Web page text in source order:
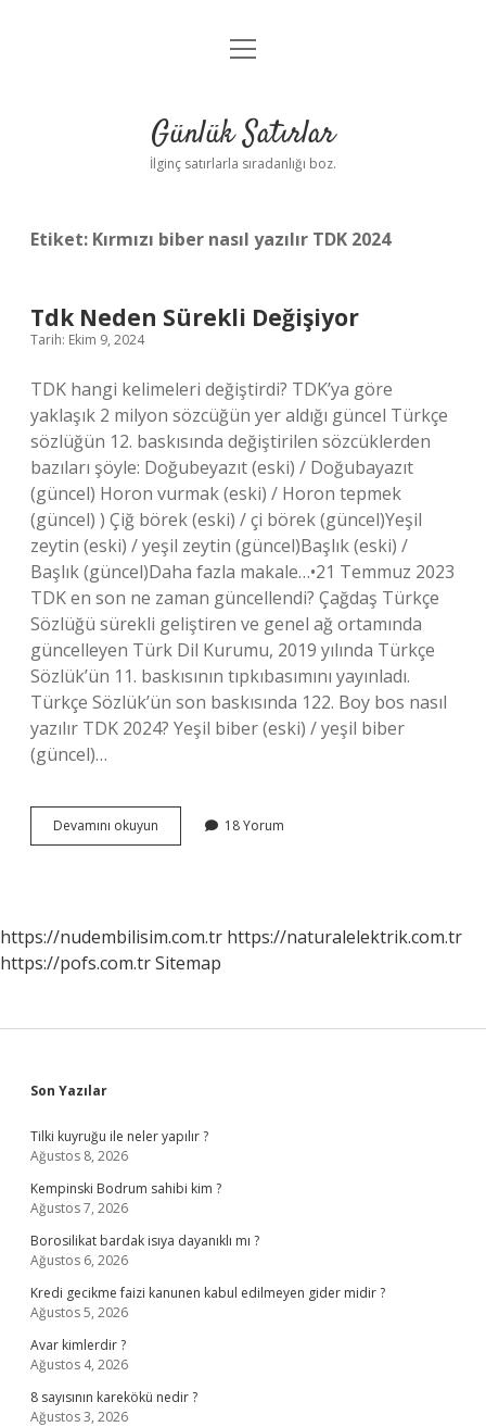
Anasayfa
Yasal Uyarı
menüyü
Günlük Satırlar
İlginç satırlarla sıradanlığı boz.
Etiket: Kırmızı biber nasıl yazılır TDK 2024
Tdk Neden Sürekli Değişiyor
Tarih: Ekim 9, 2024
TDK hangi kelimeleri değiştirdi? TDK’ya göre
yaklaşık 2 milyon sözcüğün yer aldığı güncel Türkçe
sözlüğün 12. baskısında değiştirilen sözcüklerden
bazıları şöyle: Doğubeyazıt (eski) / Doğubayazıt
(güncel) Horon vurmak (eski) / Horon tepmek
(güncel) ) Çiğ börek (eski) / çi börek (güncel)Yeşil
zeytin (eski) / yeşil zeytin (güncel)Başlık (eski) /
Başlık (güncel)Daha fazla makale…•21 Temmuz 2023
TDK en son ne zaman güncellendi? Çağdaş Türkçe
Sözlüğü sürekli geliştiren ve genel ağ ortamında
güncelleyen Türk Dil Kurumu, 2019 yılında Türkçe
Sözlük’ün 11. baskısının tıpkıbasımını yayınladı.
Türkçe Sözlük’ün son baskısında 122. Boy bos nasıl
yazılır TDK 2024? Yeşil biber (eski) / yeşil biber
(güncel)…
Devamını okuyun
Neden
18 Yorum
https://nudembilisim.com.tr https://naturalelektrik.com.tr
https://pofs.com.trSitemap
Sidebar
Son Yazılar
Tilki kuyruğu ile neler yapılır ?
Ağustos 8, 2026
Kempinski Bodrum sahibi kim ?
Ağustos 7, 2026
Borosilikat bardak isıya dayanıklı mı ?
Ağustos 6, 2026
Kredi gecikme faizi kanunen kabul edilmeyen gider midir ?
Ağustos 5, 2026
Avar kimlerdir ?
Ağustos 4, 2026
8 sayısının karekökü nedir ?
Ağustos 3, 2026